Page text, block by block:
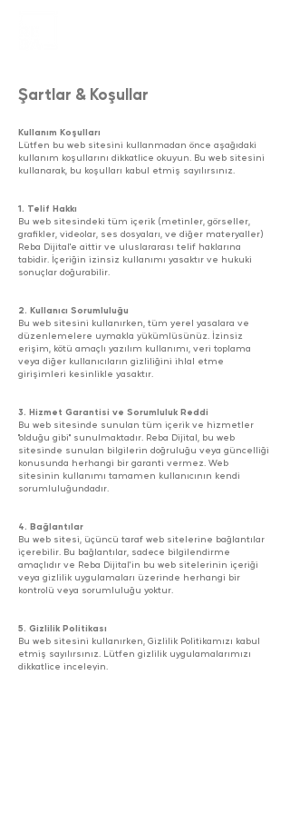
Şartlar & Koşullar​
Kullanım Koşulları
Lütfen bu web sitesini kullanmadan önce aşağıdaki
kullanım koşullarını dikkatlice okuyun. Bu web sitesini
kullanarak, bu koşulları kabul etmiş sayılırsınız.
1. Telif Hakkı
Bu web sitesindeki tüm içerik (metinler, görseller,
grafikler, videolar, ses dosyaları, ve diğer materyaller)
Reba Dijital'e aittir ve uluslararası telif haklarına
tabidir. İçeriğin izinsiz kullanımı yasaktır ve hukuki
sonuçlar doğurabilir.
2. Kullanıcı Sorumluluğu
Bu web sitesini kullanırken, tüm yerel yasalara ve
düzenlemelere uymakla yükümlüsünüz. İzinsiz
erişim, kötü amaçlı yazılım kullanımı, veri toplama
veya diğer kullanıcıların gizliliğini ihlal etme
girişimleri kesinlikle yasaktır.
3. Hizmet Garantisi ve Sorumluluk Reddi
Bu web sitesinde sunulan tüm içerik ve hizmetler
"olduğu gibi" sunulmaktadır. Reba Dijital, bu web
sitesinde sunulan bilgilerin doğruluğu veya güncelliği
konusunda herhangi bir garanti vermez. Web
sitesinin kullanımı tamamen kullanıcının kendi
sorumluluğundadır.
4. Bağlantılar
Bu web sitesi, üçüncü taraf web sitelerine bağlantılar
içerebilir. Bu bağlantılar, sadece bilgilendirme
amaçlıdır ve Reba Dijital'in bu web sitelerinin içeriği
veya gizlilik uygulamaları üzerinde herhangi bir
kontrolü veya sorumluluğu yoktur.
5. Gizlilik Politikası
Bu web sitesini kullanırken, Gizlilik Politikamızı kabul
etmiş sayılırsınız. Lütfen gizlilik uygulamalarımızı
dikkatlice inceleyin.